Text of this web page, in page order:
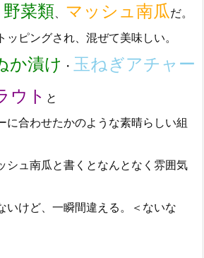
野菜類、 マッシュ南瓜だ。
ピングされ、混ぜて美味しい。
か漬け ・ 玉ねぎアチャー
ウト と
に合わせたかのような素晴らしい組
シュ南瓜と書くとなんとなく雰囲気
いけど、一瞬間違える。＜ないな